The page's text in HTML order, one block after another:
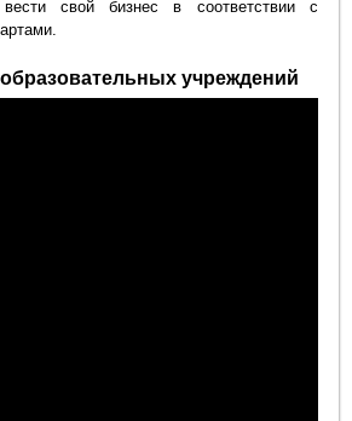
свой бизнес в соответствии с
учреждений